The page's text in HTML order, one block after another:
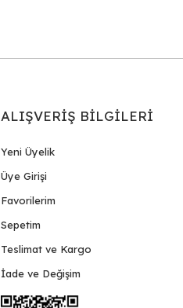
ALIŞVERİŞ BİLGİLERİ
Yeni Üyelik
Üye Girişi
Favorilerim
Sepetim
Teslimat ve Kargo
İade ve Değişim